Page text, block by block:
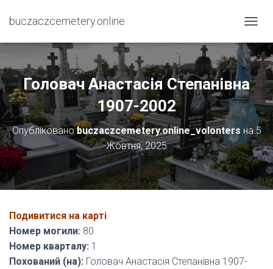
buczaczcemetery.online
Е
Р
Е
М
К
Н
У
Т
И
Н
А
І
Г
Головач Анастасія Степанівна
1907-2002
Опублікованоbuczaczcemetery.online_volontersна 5
Жовтня, 2025
Подивитися на карті
Номер могили: 80
Номер кварталу: 1
Похований (на): Головач Анастасія Степанівна 1907-